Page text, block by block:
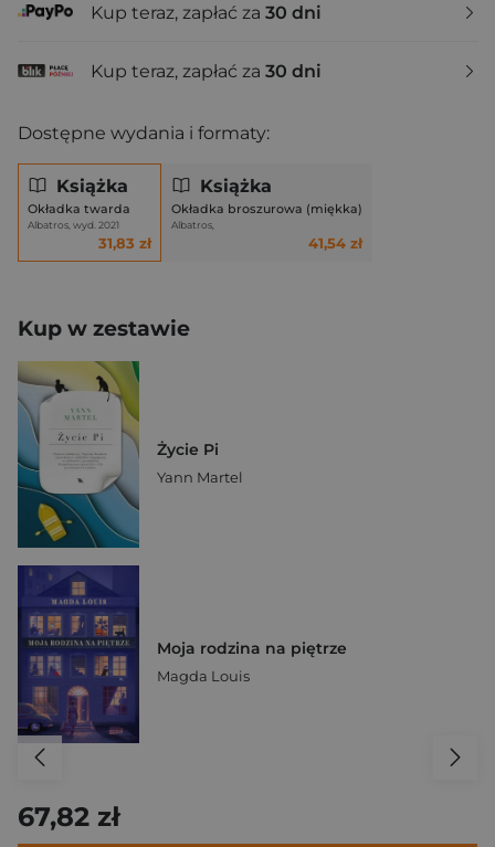
Kup teraz, zapłać za 30 dni
Kup teraz, zapłać za 30 dni
Dostępne wydania i formaty:
Książka
Okładka twarda
Albatros, wyd. 2021
31,83 zł
Książka
Okładka broszurowa (miękka)
Albatros,
41,54 zł
Kup w zestawie
Życie Pi
Yann Martel
Moja rodzina na piętrze
Magda Louis
67,82 zł